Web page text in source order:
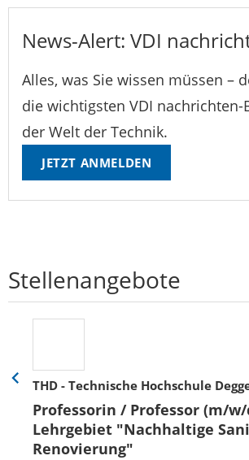
News-Alert: VDI
Alles, was Sie wissen müssen –
die wichtigsten VDI nachrichten-
der Welt der Technik.
JETZT ANMELDEN
Stellenangebote
THD - Technische Hochschule
Professorin / Professor (m/
Lehrgebiet "Nachhaltige
Renovierung"
Eine
zurück